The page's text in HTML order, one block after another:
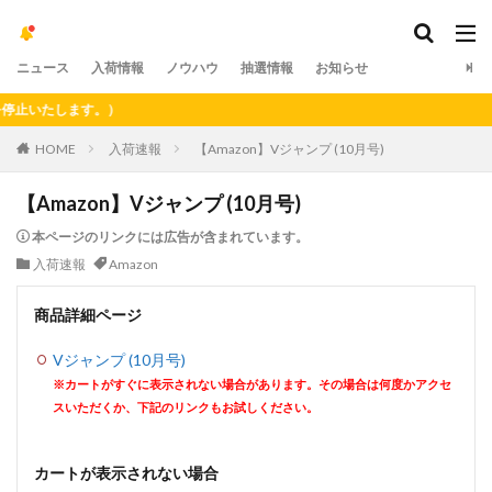
ニュース 入荷情報 ノウハウ 抽選情報 お知らせ
します。）
HOME 入荷速報 【Amazon】Vジャンプ (10月号)
【Amazon】Vジャンプ (10月号)
本ページのリンクには広告が含まれています。
入荷速報
Amazon
商品詳細ページ
Vジャンプ (10月号)
※カートがすぐに表示されない場合があります。その場合は何度かアクセ
スいただくか、下記のリンクもお試しください。
カートが表示されない場合